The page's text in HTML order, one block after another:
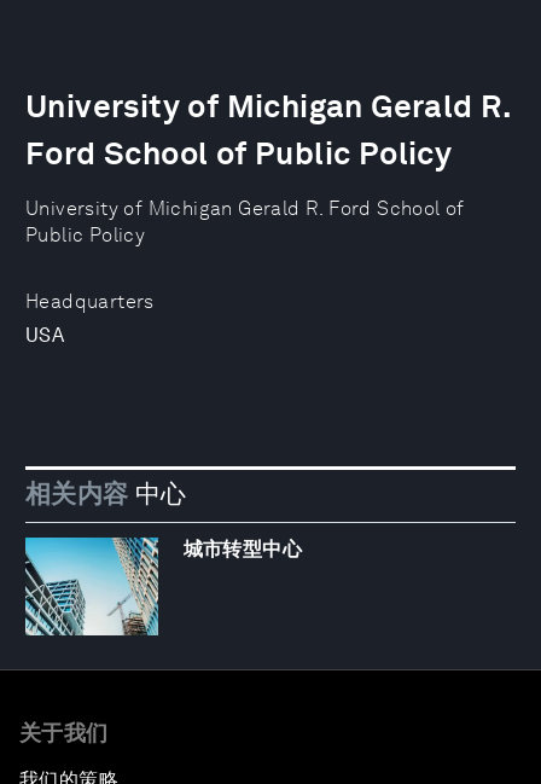
Headquarters
USA
University of Michigan Gerald R.
Ford School of Public Policy
University of Michigan Gerald R. Ford School of
Public Policy
相关内容 中心
城市转型中心
关于我们